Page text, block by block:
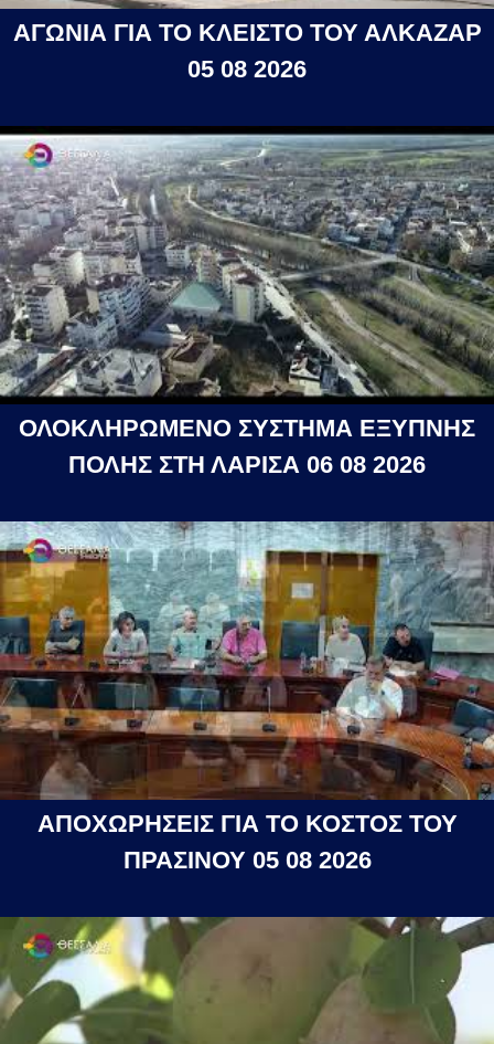
ΑΓΩΝΙΑ ΓΙΑ ΤΟ ΚΛΕΙΣΤΟ ΤΟΥ ΑΛΚΑΖΑΡ
05 08 2026
ΟΛΟΚΛΗΡΩΜΕΝΟ ΣΥΣΤΗΜΑ ΕΞΥΠΝΗΣ
ΠΟΛΗΣ ΣΤΗ ΛΑΡΙΣΑ 06 08 2026
ΑΠΟΧΩΡΗΣΕΙΣ ΓΙΑ ΤΟ ΚΟΣΤΟΣ ΤΟΥ
ΠΡΑΣΙΝΟΥ 05 08 2026